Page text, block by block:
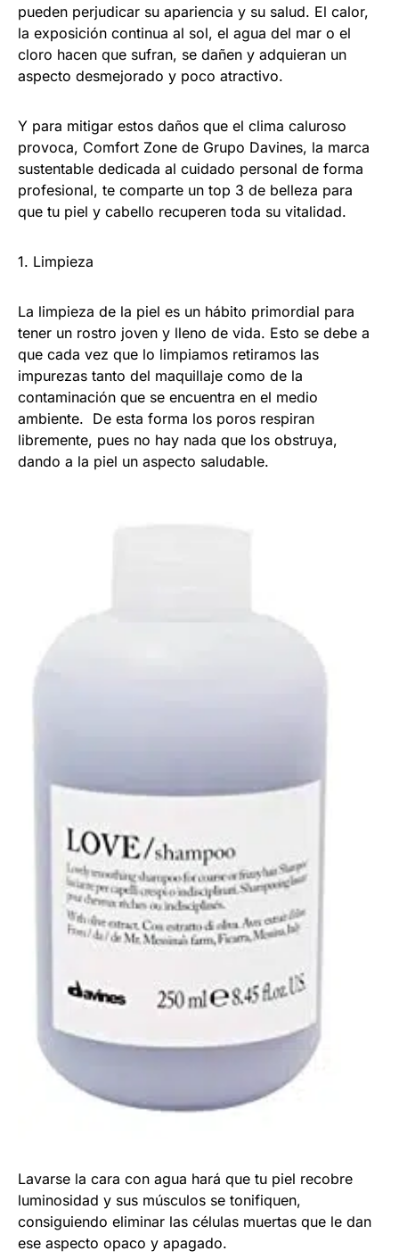
pueden perjudicar su apariencia y su salud. El calor,
la exposición continua al sol, el agua del mar o el
cloro hacen que sufran, se dañen y adquieran un
aspecto desmejorado y poco atractivo.
Y para mitigar estos daños que el clima caluroso
provoca, Comfort Zone de Grupo Davines, la marca
sustentable dedicada al cuidado personal de forma
profesional, te comparte un top 3 de belleza para
que tu piel y cabello recuperen toda su vitalidad.
1. Limpieza
La limpieza de la piel es un hábito primordial para
tener un rostro joven y lleno de vida. Esto se debe a
que cada vez que lo limpiamos retiramos las
impurezas tanto del maquillaje como de la
contaminación que se encuentra en el medio
ambiente. De esta forma los poros respiran
libremente, pues no hay nada que los obstruya,
dando a la piel un aspecto saludable.
Lavarse la cara con agua hará que tu piel recobre
luminosidad y sus músculos se tonifiquen,
consiguiendo eliminar las células muertas que le dan
ese aspecto opaco y apagado.